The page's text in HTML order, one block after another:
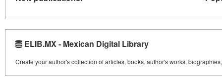
ELIB.MX - Mexican Digital Library
Create your author's collection of articles, books, author's works,